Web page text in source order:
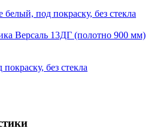
под покраску, без стекла
Версаль 13ДГ (полотно 900 мм)
без стекла